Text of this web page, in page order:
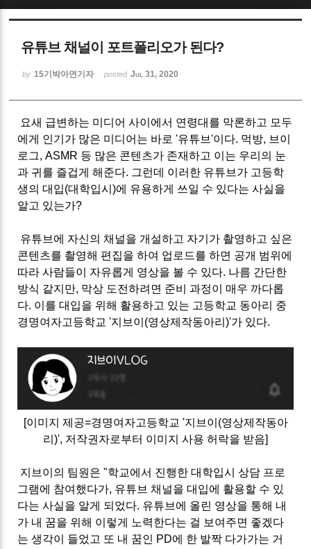
유튜브 채널이 포트폴리오가 된다?
by 15기박아연기자 posted Jul 31, 2020
요새 급변하는 미디어 사이에서 연령대를 막론하고 모두
에게 인기가 많은 미디어는 바로 '유튜브'이다. 먹방, 브이
로그, ASMR 등 많은 콘텐츠가 존재하고 이는 우리의 눈
과 귀를 즐겁게 해준다. 그런데 이러한 유튜브가 고등학
생의 대입(대학입시)에 유용하게 쓰일 수 있다는 사실을
알고 있는가?
유튜브에 자신의 채널을 개설하고 자기가 촬영하고 싶은
콘텐츠를 촬영해 편집을 하여 업로드를 하면 공개 범위에
따라 사람들이 자유롭게 영상을 볼 수 있다. 나름 간단한
방식 같지만, 막상 도전하려면 준비 과정이 매우 까다롭
다. 이를 대입을 위해 활용하고 있는 고등학교 동아리 중
경명여자고등학교 '지브이(영상제작동아리)'가 있다.
[이미지 제공=경명여자고등학교 '지브이(영상제작동아
리)', 저작권자로부터 이미지 사용 허락을 받음]
지브이의 팀원은 "학교에서 진행한 대학입시 상담 프로
그램에 참여했다가, 유튜브 채널을 대입에 활용할 수 있
다는 사실을 알게 되었다. 유튜브에 올린 영상을 통해 내
가 내 꿈을 위해 이렇게 노력한다는 걸 보여주면 좋겠다
는 생각이 들었고 또 내 꿈인 PD에 한 발짝 다가가는 거
Sketchbook5, 스케치북5
Sketchbook5, 스케치북5